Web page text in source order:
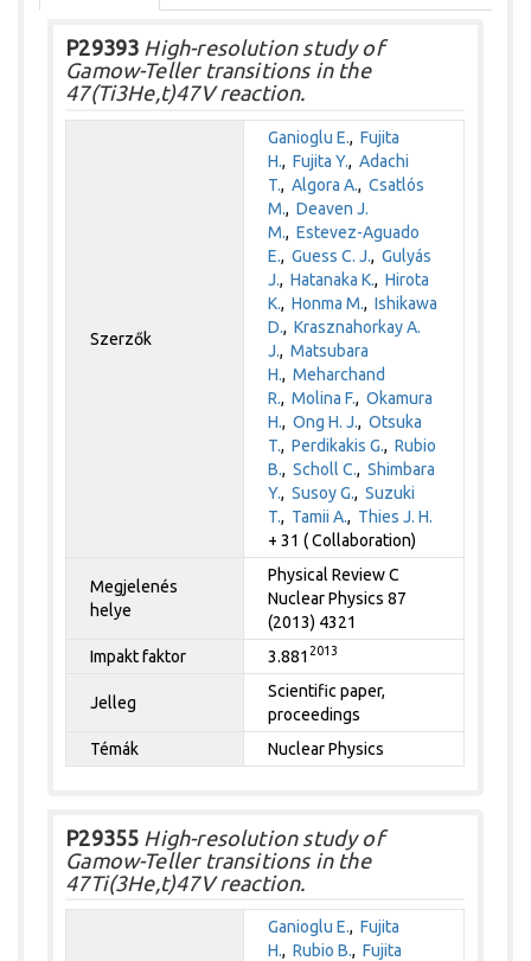
P29393 High-resolution study of
Gamow-Teller transitions in the
47(Ti3He,t)47V reaction.
Szerzők
Ganioglu E.,Fujita
H.,Fujita Y.,Adachi
T.,Algora A.,Csatlós
M.,Deaven J.
M.,Estevez-Aguado
E.,Guess C. J.,Gulyás
J.,Hatanaka K.,Hirota
K.,Honma M.,Ishikawa
D.,Krasznahorkay A.
J.,Matsubara
H.,Meharchand
R.,Molina F.,Okamura
H.,Ong H. J.,Otsuka
T.,Perdikakis G.,Rubio
B.,Scholl C.,Shimbara
Y.,Susoy G.,Suzuki
T., Tamii A., Thies J. H.
+ 31 ( Collaboration)
Megjelenés
helye
Physical Review C
Nuclear Physics 87
(2013) 4321
Impakt faktor
3.881 2013
Jelleg
Scientific paper,
proceedings
Témák
Nuclear Physics
P29355 High-resolution study of
Gamow-Teller transitions in the
47Ti(3He,t)47V reaction.
Ganioglu E.,Fujita
H.,Rubio B.,Fujita